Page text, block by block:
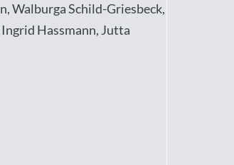
Walburga Schild-Griesbeck,
Hassmann, Jutta